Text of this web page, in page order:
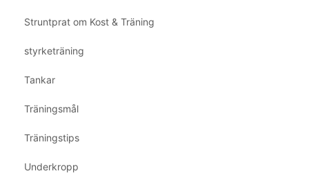
Struntprat om Kost & Träning
styrketräning
Tankar
Träningsmål
Träningstips
Underkropp